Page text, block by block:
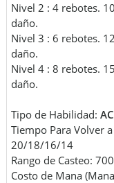
Nivel 2 : 4 rebotes.
daño.
Nivel 3 : 6 rebotes.
daño.
Nivel 4 : 8 rebotes.
daño.
Tipo de Habilidad:
Tiempo Para Volver
20/18/16/14
Rango de Casteo: 700
Costo de Mana